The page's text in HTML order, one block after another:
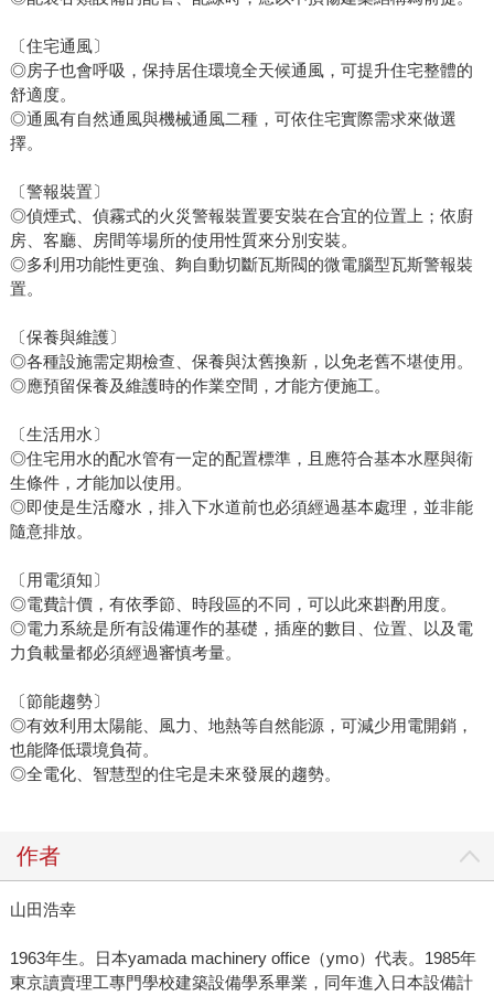
〔住宅通風〕
◎房子也會呼吸，保持居住環境全天候通風，可提升住宅整體的
舒適度。
◎通風有自然通風與機械通風二種，可依住宅實際需求來做選
擇。
〔警報裝置〕
◎偵煙式、偵霧式的火災警報裝置要安裝在合宜的位置上；依廚
房、客廳、房間等場所的使用性質來分別安裝。
◎多利用功能性更強、夠自動切斷瓦斯閥的微電腦型瓦斯警報裝
置。
〔保養與維護〕
◎各種設施需定期檢查、保養與汰舊換新，以免老舊不堪使用。
◎應預留保養及維護時的作業空間，才能方便施工。
〔生活用水〕
◎住宅用水的配水管有一定的配置標準，且應符合基本水壓與衛
生條件，才能加以使用。
◎即使是生活廢水，排入下水道前也必須經過基本處理，並非能
隨意排放。
〔用電須知〕
◎電費計價，有依季節、時段區的不同，可以此來斟酌用度。
◎電力系統是所有設備運作的基礎，插座的數目、位置、以及電
力負載量都必須經過審慎考量。
〔節能趨勢〕
◎有效利用太陽能、風力、地熱等自然能源，可減少用電開銷，
也能降低環境負荷。
◎全電化、智慧型的住宅是未來發展的趨勢。
作者
山田浩幸
1963年生。日本yamada machinery office（ymo）代表。1985年
東京讀賣理工專門學校建築設備學系畢業，同年進入日本設備計